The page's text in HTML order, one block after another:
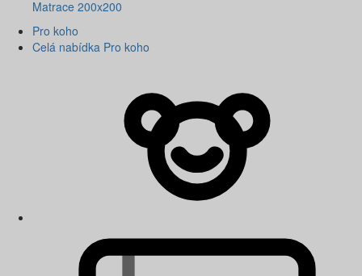
Matrace 200x200
Pro koho
Celá nabídka Pro koho